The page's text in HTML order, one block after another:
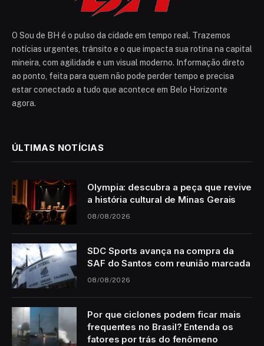
O Sou de BH é o pulso da cidade em tempo real. Trazemos
notícias urgentes, trânsito e o que impacta sua rotina na capital
mineira, com agilidade e um visual moderno. Informação direto
ao ponto, feita para quem não pode perder tempo e precisa
estar conectado a tudo que acontece em Belo Horizonte
agora.
ÚLTIMAS NOTÍCIAS
Olympia: descubra a peça que revive
a história cultural de Minas Gerais
08/08/2026
SDC Sports avança na compra da
SAF do Santos com reunião marcada
08/08/2026
Por que ciclones podem ficar mais
frequentes no Brasil? Entenda os
fatores por trás do fenômeno